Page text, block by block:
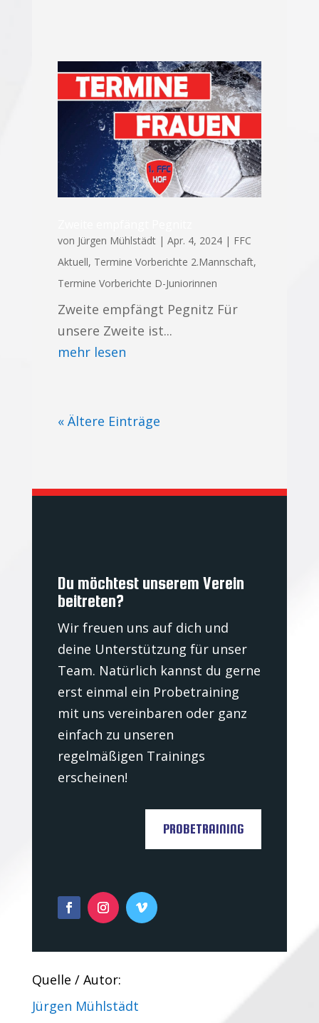
von Jürgen Mühlstädt| Apr. 4, 2024| FFC
Aktuell, Termine Vorberichte 2.Mannschaft,
Termine Vorberichte D-Juniorinnen
Zweite empfängt Pegnitz Für
unsere Zweite ist...
mehr lesen
« Ältere Einträge
Du möchtest unserem Verein
beitreten?
Wir freuen uns auf dich und
deine Unterstützung für unser
Team. Natürlich kannst du gerne
erst einmal ein Probetraining
mit uns vereinbaren oder ganz
einfach zu unseren
regelmäßigen Trainings
erscheinen!
PROBETRAINING
Quelle / Autor:
Jürgen Mühlstädt